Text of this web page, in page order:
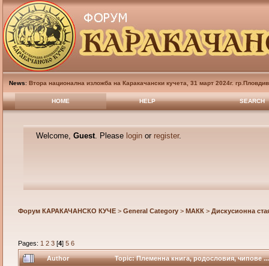
News: Втора национална изложба на Каракачански кучета, 31 март 2024г.
HOME HELP SEARCH
Welcome, Guest. Please loginor register.
Форум КАРАКАЧАНСКО КУЧЕ> General Category> МАКК> Дискусионна
Pages: 1 2 3[4] 5 6
Author Topic: Племенна книга, родословия, чипове